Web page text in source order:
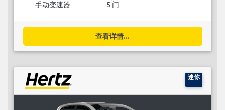
手动变速器 5 门
查看详情...
迷你